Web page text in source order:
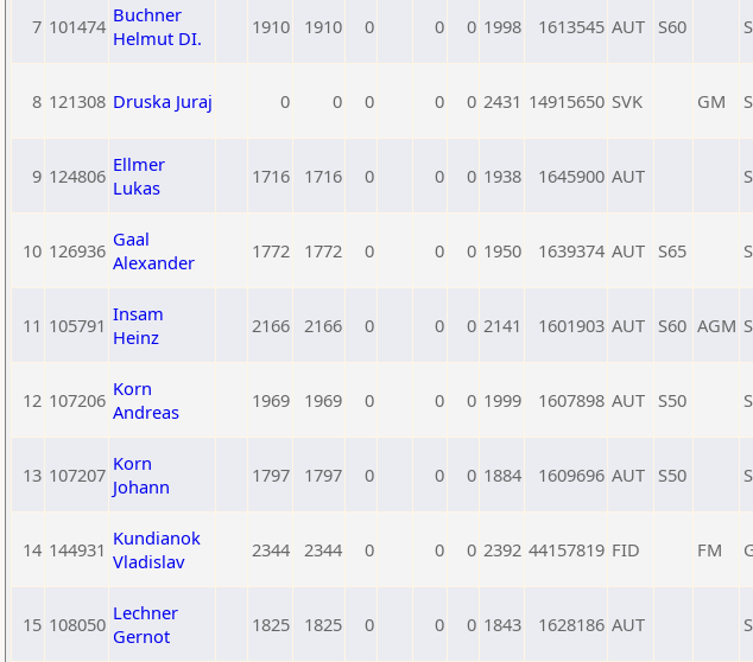
7 101474 Buchner
Helmut DI.
1910 1910 0 0 0 1998 1613545 AUT S60
8 121308 Druska Juraj 0 0 0 0 0 2431 14915650 SVK GM
9 124806 Ellmer
Lukas
1716 1716 0 0 0 1938 1645900 AUT
10 126936 Gaal
Alexander
1772 1772 0 0 0 1950 1639374 AUT S65
11 105791 Insam
Heinz
2166 2166 0 0 0 2141 1601903 AUT S60 AGM
12 107206 Korn
Andreas
1969 1969 0 0 0 1999 1607898 AUT S50
13 107207 Korn
Johann
1797 1797 0 0 0 1884 1609696 AUT S50
14 144931 Kundianok
Vladislav
2344 2344 0 0 0 2392 44157819 FID FM
15 108050 Lechner
Gernot
1825 1825 0 0 0 1843 1628186 AUT